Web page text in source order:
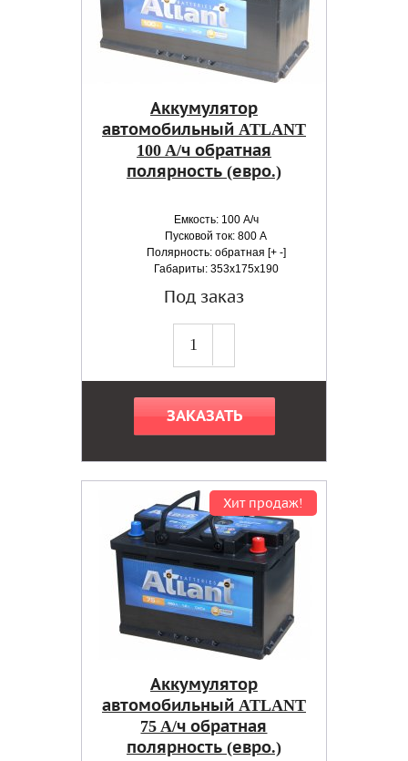
Аккумулятор
автомобильный ATLANT
100 A/ч обратная
полярность (евро.)
Емкость: 100 А/ч
Пусковой ток: 800 А
Полярность: обратная [+ -]
Габариты: 353x175x190
Под заказ
ЗАКАЗАТЬ
Хит продаж!
Аккумулятор
автомобильный ATLANT
75 A/ч обратная
полярность (евро.)